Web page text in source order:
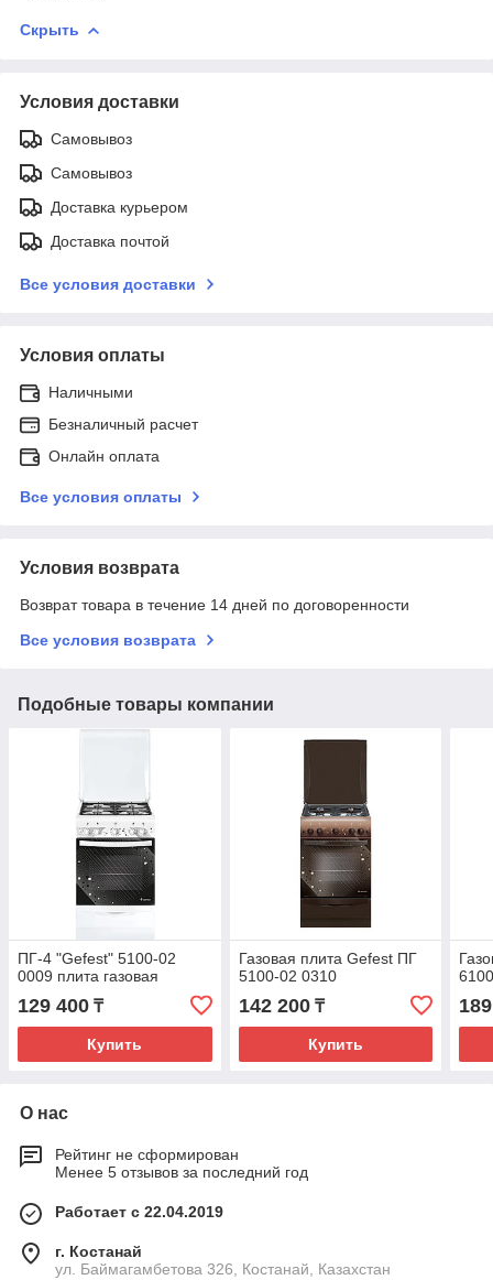
Скрыть
Условия доставки
Самовывоз
Самовывоз
Доставка курьером
Доставка почтой
Все условия доставки
Условия оплаты
Наличными
Безналичный расчет
Онлайн оплата
Все условия оплаты
Условия возврата
Возврат товара в течение 14 дней по договоренности
Все условия возврата
Подобные товары компании
ПГ-4 "Gefest" 5100-02
0009 плита газовая
129 400 ₸
Купить
Газовая плита Gefest ПГ
5100-02 0310
142 200₸
Купить
О нас
Рейтинг не сформирован
Менее 5 отзывов за последний год
Работает с 22.04.2019
г. Костанай
ул. Баймагамбетова 326, Костанай, Казахстан